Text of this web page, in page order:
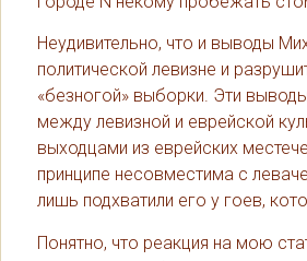
Неудивительно, что и выводы
политической левизне и
«безногой» выборки. Эти
между левизной и еврейской
выходцами из еврейских
принципе несовместима с
лишь подхватили его у гоев,
Понятно, что реакция на мою